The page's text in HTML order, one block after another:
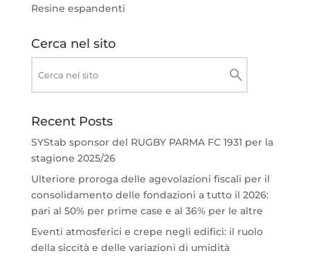
Resine espandenti
Cerca nel sito
Recent Posts
SYStab sponsor del RUGBY PARMA FC 1931 per la
stagione 2025/26
Ulteriore proroga delle agevolazioni fiscali per il
consolidamento delle fondazioni a tutto il 2026:
pari al 50% per prime case e al 36% per le altre
Eventi atmosferici e crepe negli edifici: il ruolo
della siccità e delle variazioni di umidità